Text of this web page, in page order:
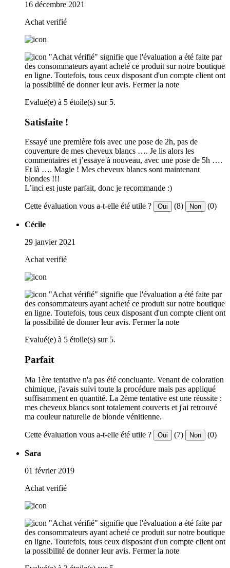
16 décembre 2021
Achat verifié
"Achat vérifié" signifie que l'évaluation a été faite par
des consommateurs ayant acheté ce produit sur notre boutique
en ligne. Toutefois, tous ceux disposant d'un compte client ont
la possibilité de donner leur avis. Fermer la note
Evalué(e) à 5 étoile(s) sur 5.
Satisfaite !
Essayé une première fois avec une pose de 2h, pas de
couverture de mes cheveux blancs …. Je lis alors les
commentaires et j’essaye à nouveau, avec une pose de 5h ….
Et là …. Magie ! Mes cheveux blancs sont maintenant
blondes !!!
L’inci est juste parfait, donc je recommande :)
Cette évaluation vous a-t-elle été utile ? Oui (8) Non (0)
Cécile
29 janvier 2021
Achat verifié
"Achat vérifié" signifie que l'évaluation a été faite par
des consommateurs ayant acheté ce produit sur notre boutique
en ligne. Toutefois, tous ceux disposant d'un compte client ont
la possibilité de donner leur avis. Fermer la note
Evalué(e) à 5 étoile(s) sur 5.
Parfait
Ma 1ère tentative n'a pas été concluante. Venant de coloration
chimique, j'avais suivi toute la procédure mais pas appliqué
suffisamment en quantité. La 2ème tentative est une réussite :
mes cheveux blancs sont totalement couverts et j'ai retrouvé
ma couleur naturelle de blonde vénitienne.
Cette évaluation vous a-t-elle été utile ? Oui (7) Non (0)
Sara
01 février 2019
Achat verifié
"Achat vérifié" signifie que l'évaluation a été faite par
des consommateurs ayant acheté ce produit sur notre boutique
en ligne. Toutefois, tous ceux disposant d'un compte client ont
la possibilité de donner leur avis. Fermer la note